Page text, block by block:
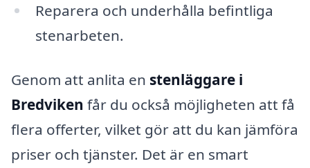
Reparera och underhålla befintliga
stenarbeten.
Genom att anlita en stenläggare i
Bredviken får du också möjligheten att få
flera offerter, vilket gör att du kan jämföra
priser och tjänster. Det är en smart